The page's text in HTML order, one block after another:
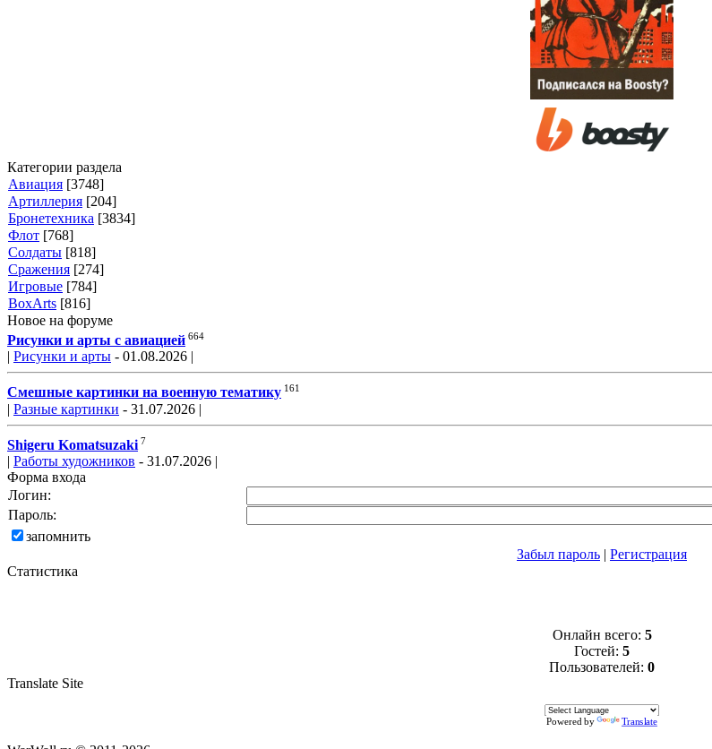
Категории раздела
Авиация [3748]
Артиллерия [204]
Бронетехника [3834]
Флот [768]
Солдаты [818]
Сражения [274]
Игровые [784]
BoxArts [816]
Новое на форуме
Рисунки и арты с авиацией 664
| Рисунки и арты - 01.08.2026 |
Смешные картинки на военную тематику 161
| Разные картинки - 31.07.2026 |
Shigeru Komatsuzaki 7
| Работы художников - 31.07.2026 |
Форма входа
Логин:
Пароль:
запомнить
Забыл пароль | Регистрация
Статистика
Онлайн всего: 5
Гостей: 5
Пользователей: 0
Translate Site
Powered by Translate